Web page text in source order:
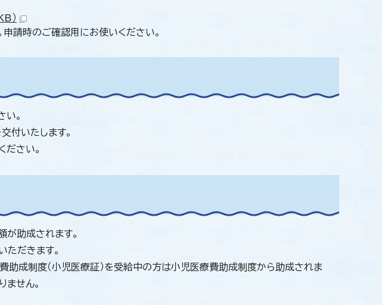
）
申請時のご確認用にお使いください。
。
付いたします。
さい。
助成されます。
だきます。
助成制度（小児医療証）を受給中の方は小児医療費助成制度から助成されま
せん。